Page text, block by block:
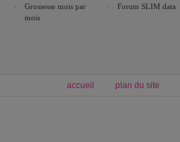
Grossesse mois par
mois
Forum SLIM data
accueil plan du site